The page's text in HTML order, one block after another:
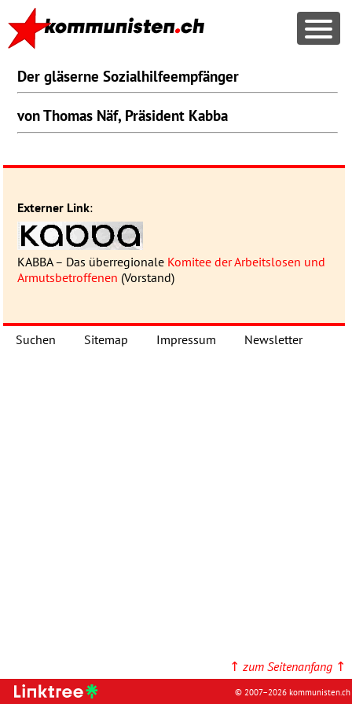
Der gläserne Sozialhilfeempfänger
von Thomas Näf, Präsident Kabba
Externer Link:
KABBA– Das überregionale Komitee der Arbeitslosen und
Armutsbetroffenen (Vorstand)
↑ zum Seitenanfang ↑
Suchen Sitemap Impressum Newsletter
© 2007–2026 kommunisten.ch